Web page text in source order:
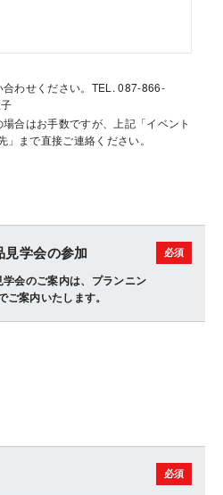
わせください。TEL. 087-866-
合はお手数ですが、上記「イベント
まで直接ご連絡ください。
学会の参加
会のご案内は、プランニン
案内いたします。